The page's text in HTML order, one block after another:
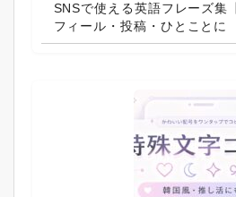
SNSで使える英語フレーズ集
フィール・投稿・ひとことに